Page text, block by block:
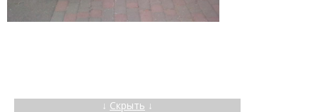
↓ Скрыть ↓